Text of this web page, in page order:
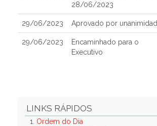
28/06/2023
29/06/2023 Aprovado por
29/06/2023
Encaminhado para o
Executivo
LINKS RÁPIDOS
1. Ordem do Dia